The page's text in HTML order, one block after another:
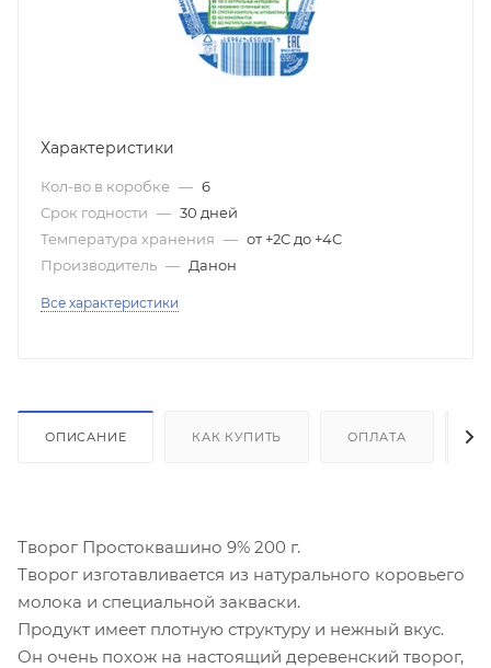
Характеристики
Кол-во в коробке — 6
Срок годности — 30 дней
Температура хранения — от +2C до +4C
Производитель — Данон
Все характеристики
ОПИСАНИЕ КАК КУПИТЬ ОПЛАТА
Творог Простоквашино 9% 200 г.
Творог изготавливается из натурального коровьего
молока и специальной закваски.
Продукт имеет плотную структуру и нежный вкус.
Он очень похож на настоящий деревенский творог,